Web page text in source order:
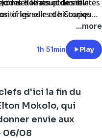
des débats et des invités
Rothen et Lionel
les soirs de Coupes
dès le coup de sifflet
originelle et historique
Riolo, Florent Gautreau
Carine Galli fait son
de l'émission les
...more
1h 51min Play
d'ici la fin du
Mokolo, qui
envie aux
06/08